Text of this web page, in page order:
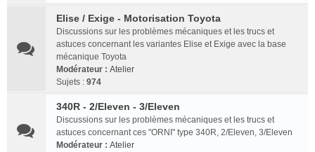
Elise / Exige - Motorisation Toyota
Discussions sur les problèmes mécaniques et les trucs et
astuces concernant les variantes Elise et Exige avec la base
mécanique Toyota
Modérateur : Atelier
Sujets : 974
340R - 2/Eleven - 3/Eleven
Discussions sur les problèmes mécaniques et les trucs et
astuces concernant ces "ORNI" type 340R, 2/Eleven, 3/Eleven
Modérateur : Atelier